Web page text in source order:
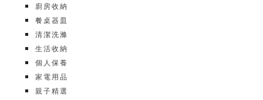
廚房收納
餐桌器皿
清潔洗滌
生活收納
個人保養
家電用品
親子精選